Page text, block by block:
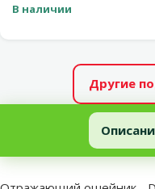
В наличии
Другие
Отражающий ошейник -
В начало страницы